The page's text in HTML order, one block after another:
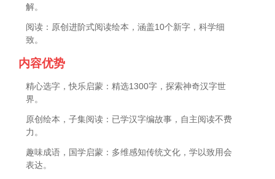
解。
阅读：原创进阶式阅读绘本，涵盖10个新字，科学细
致。
内容优势
精心选字，快乐启蒙：精选1300字，探索神奇汉字世
界。
原创绘本，子集阅读：已学汉字编故事，自主阅读不费
力。
趣味成语，国学启蒙：多维感知传统文化，学以致用会
表达。